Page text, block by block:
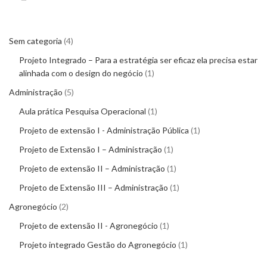
Sem categoria 4
Projeto Integrado – Para a estratégia ser eficaz ela precisa estar
alinhada com o design do negócio 1
Administração 5
Aula prática Pesquisa Operacional 1
Projeto de extensão I - Administração Pública 1
Projeto de Extensão I – Administração 1
Projeto de extensão II – Administração 1
Projeto de Extensão III – Administração 1
Agronegócio 2
Projeto de extensão II - Agronegócio 1
Projeto integrado Gestão do Agronegócio 1